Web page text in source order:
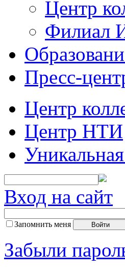
Центр
Филиал
Пресс-
Центр
Центр НТИ
Вход на сайт
Запомнить меня
Забыли